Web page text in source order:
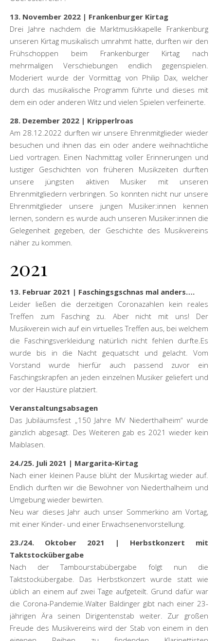
13. November 2022 | Frankenburger Kirtag
Drei Jahre nachdem die Marktmusikkapelle Frankenburg
unseren Kirtag musikalisch umrahmt hatte, durften wir den
Frühschoppen beim Frankenburger Kirtag nach
mehrmaligen Verschiebungen endlich gegenspielen.
Moderiert wurde der Vormittag von Philip Dax, welcher
durch das musikalische Programm führte und dieses mit
dem ein oder anderen Witz und vielen Spielen verfeinerte.
28. Dezember 2022 | Kripperlroas
Am 28.12.2022 durften wir unsere Ehrenmitglieder wieder
besuchen und ihnen das ein oder andere weihnachtliche
Lied vortragen. Einen Nachmittag voller Erinnerungen und
lustiger Geschichten von früheren Musikzeiten durften
unsere jüngsten aktiven Musiker mit unseren
Ehrenmitgliedern verbringen. So konnten nicht nur unsere
Ehrenmitglieder unsere jungen Musiker:innen kennen
lernen, sondern es wurde auch unseren Musiker:innen die
Gelegenheit gegeben, der Geschichte des Musikvereins
näher zu kommen.
2021
13. Februar 2021 | Faschingsgschnas mal anders….
Leider ließen die derzeitigen Coronazahlen kein reales
Treffen zum Fasching zu. Aber nicht mit uns! Der
Musikverein wich auf ein virtuelles Treffen aus, bei welchem
die Faschingsverkleidung natürlich nicht fehlen durfte.Es
wurde bis in die Nacht gequatscht und gelacht. Vom
Vorstand wurde hierfür auch passend zuvor ein
Faschingskrapfen an jeden einzelnen Musiker geliefert und
vor der Haustüre platziert.
Veranstaltungsabsagen
Das Jubiläumsfest „150 Jahre MV Niederthalheim“ wurde
gänzlich abgesagt. Des Weiteren gab es 2021 wieder kein
Maiblasen.
24./25. Juli 2021 | Margarita-Kirtag
Nach einer kleinen Pause blüht der Musikirtag wieder auf.
Endlich durften wir die Bewohner von Niederthalheim und
Umgebung wieder bewirten.
Neu war dieses Jahr auch unser Sommerkino am Vortag,
mit einer Kinder- und einer Erwachsenenvorstellung.
23./24. Oktober 2021 | Herbstkonzert mit
Taktstockübergabe
Nach der Tambourstabübergabe folgt nun die
Taktstockübergabe. Das Herbstkonzert wurde statt wie
üblich an einem auf zwei Tage aufgeteilt. Grund dafür war
die Corona-Pandemie.Walter Baldinger gibt nach einer 23-
jährigen Ära seinen Dirigentenstab weiter. Zur großen
Freude des Musikvereins wird der Stab von einem in den